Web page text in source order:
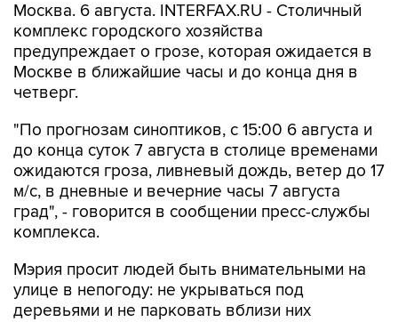
Москва. 6 августа. INTERFAX.RU - Столичный
комплекс городского хозяйства
предупреждает о грозе, которая ожидается в
Москве в ближайшие часы и до конца дня в
четверг.
"По прогнозам синоптиков, с 15:00 6 августа и
до конца суток 7 августа в столице временами
ожидаются гроза, ливневый дождь, ветер до 17
м/с, в дневные и вечерние часы 7 августа
град", - говорится в сообщении пресс-службы
комплекса.
Мэрия просит людей быть внимательными на
улице в непогоду: не укрываться под
деревьями и не парковать вблизи них